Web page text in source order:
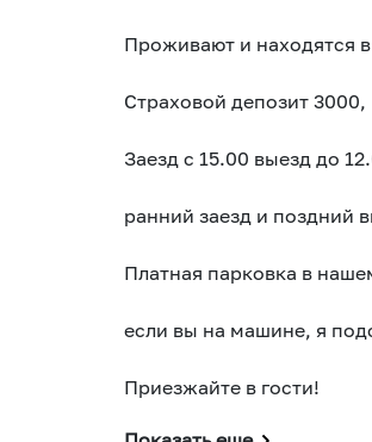
Проживают и находятся
Страховой депозит 3000,
Заезд с 15.00 выезд до
ранний заезд и поздний
Платная парковка в
если вы на машине, я
Приезжайте в гости!